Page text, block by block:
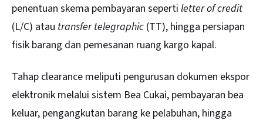
penentuan skema pembayaran seperti letter of credit
(L/C) atau transfer telegraphic (TT), hingga persiapan
fisik barang dan pemesanan ruang kargo kapal.
Tahap clearance meliputi pengurusan dokumen ekspor
elektronik melalui sistem Bea Cukai, pembayaran bea
keluar, pengangkutan barang ke pelabuhan, hingga